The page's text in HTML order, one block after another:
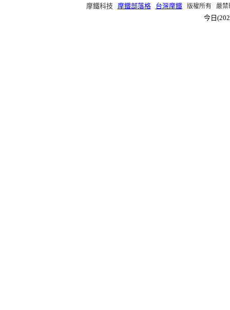
摩鐵科技 摩鐵部落格 台灣摩鐵版權所有 嚴禁
今日